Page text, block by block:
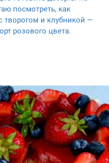
посмотреть, как
творогом и клубникой —
розового цвета.